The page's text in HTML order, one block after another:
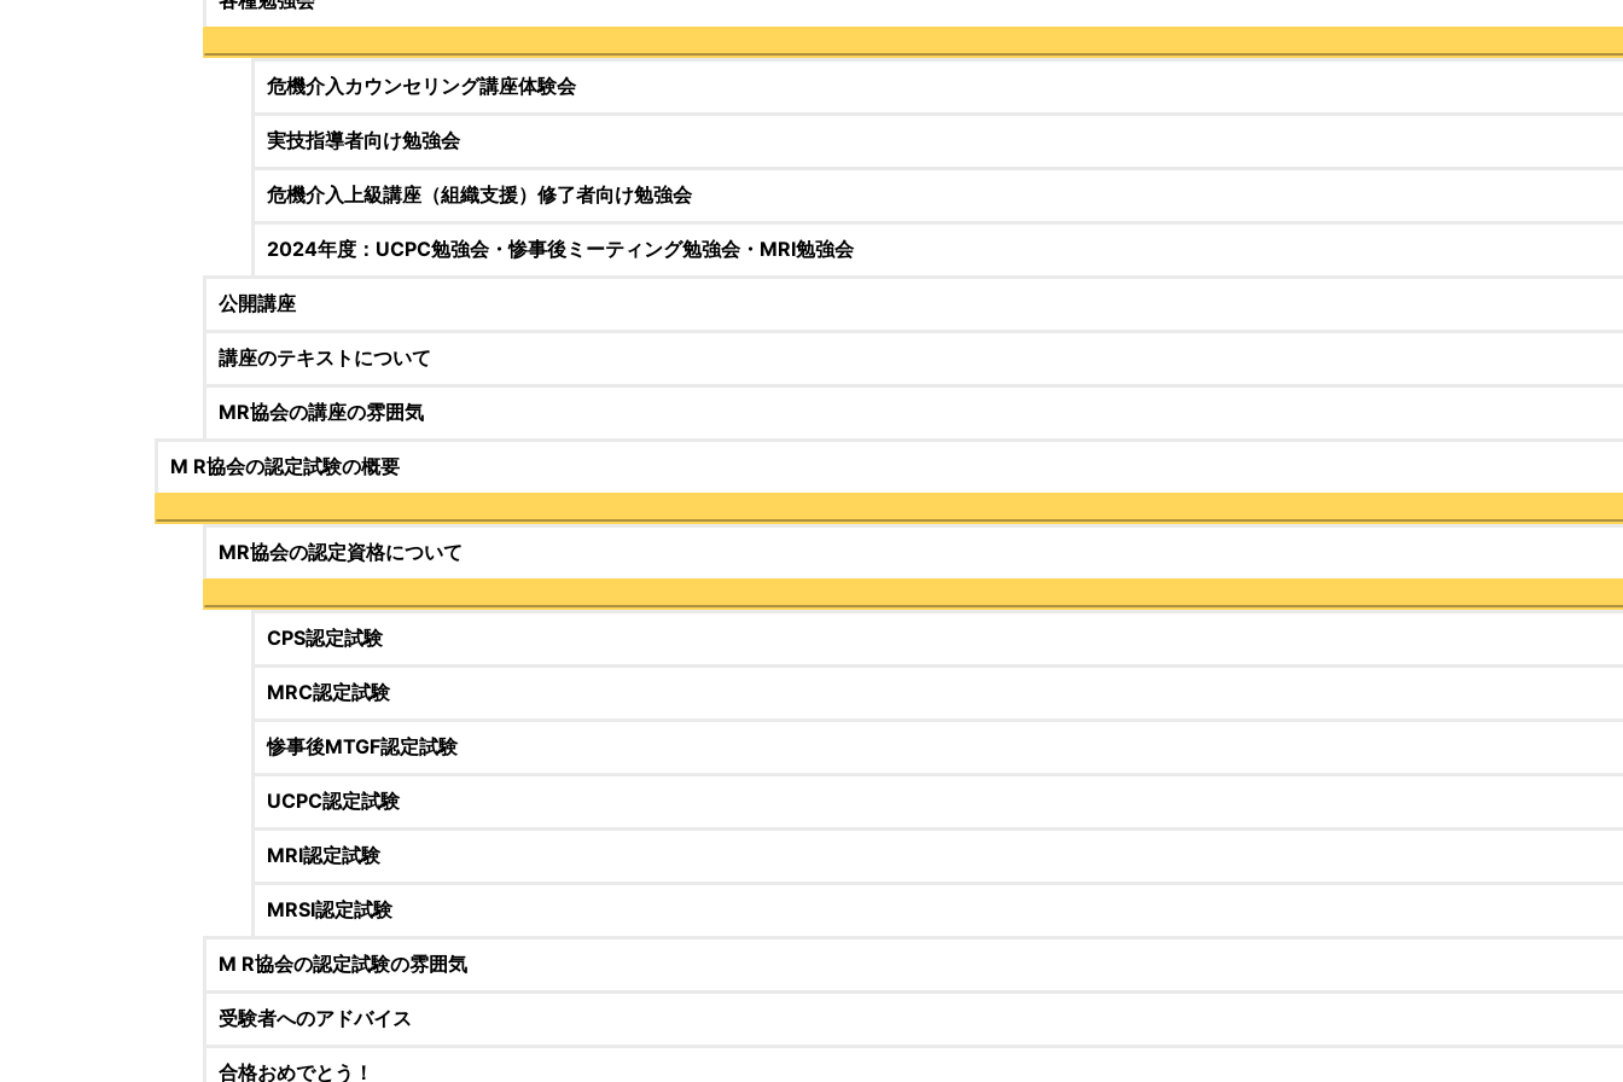
Menu
危機介入カウンセリング講座体験会
実技指導者向け勉強会
危機介入上級講座（組織支援）修了者向け勉強会
2024年度：UCPC勉強会・惨事後ミーティング勉強会・MRI勉強会
公開講座
講座のテキストについて
MR協会の講座の雰囲気
M R協会の認定試験の概要
Menu
MR協会の認定資格について
Menu
CPS認定試験
MRC認定試験
惨事後MTGF認定試験
UCPC認定試験
MRI認定試験
MRSI認定試験
M R協会の認定試験の雰囲気
受験者へのアドバイス
合格おめでとう！